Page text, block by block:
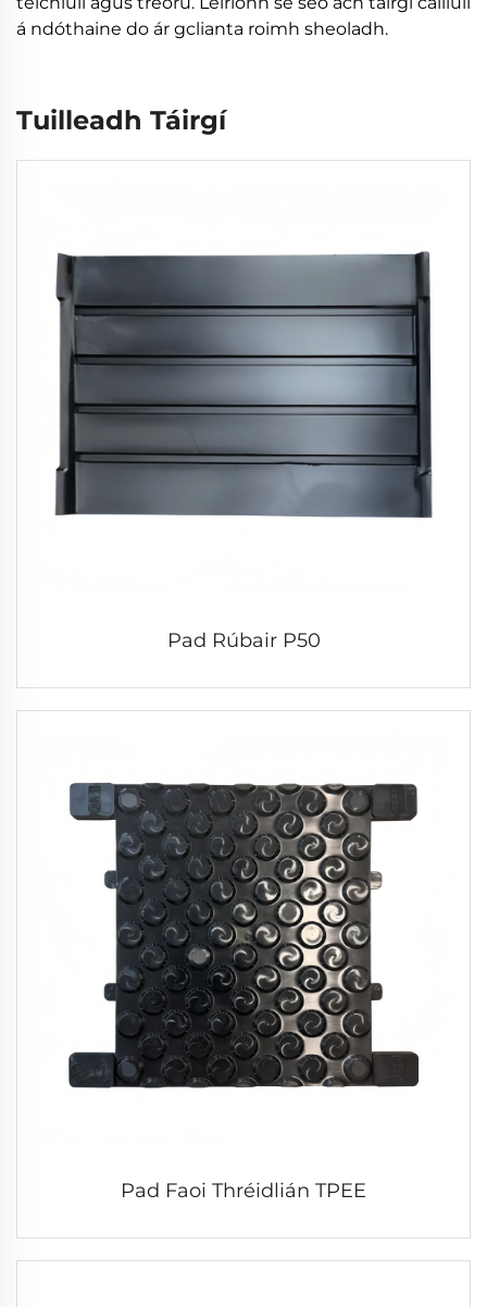
á ndóthaine do ár gclianta roimh sheoladh.
Tuilleadh Táirgí
Pad Rúbair P50
Pad Faoi Thréidlián TPEE